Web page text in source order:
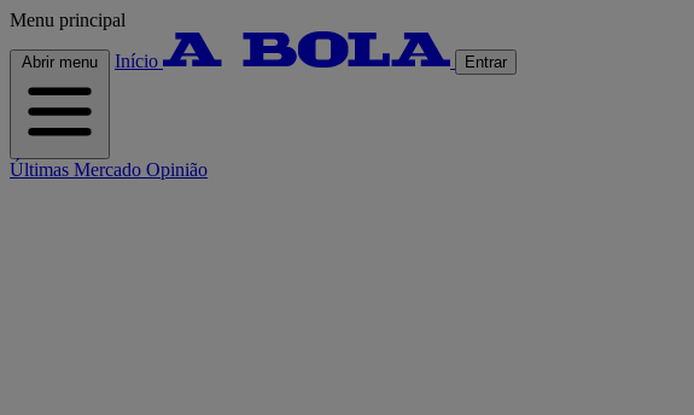
Menu principal
Abrir menu Início Entrar
Últimas Mercado Opinião